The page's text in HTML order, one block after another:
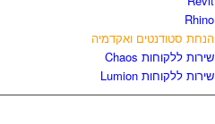
Rhino
הנחת סטודנטים ואקדמיה
שירות ללקוחות Chaos
שירות ללקוחות Lumion